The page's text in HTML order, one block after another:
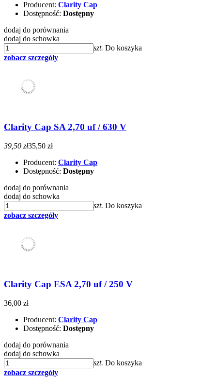
Producent: Clarity Cap
Dostępność: Dostępny
dodaj do porównania
dodaj do schowka
szt. Do koszyka
zobacz szczegóły
Clarity Cap SA 2,70 uf / 630 V
39,50 zł35,50 zł
Producent: Clarity Cap
Dostępność: Dostępny
dodaj do porównania
dodaj do schowka
szt. Do koszyka
zobacz szczegóły
Clarity Cap ESA 2,70 uf / 250 V
36,00 zł
Producent: Clarity Cap
Dostępność: Dostępny
dodaj do porównania
dodaj do schowka
szt. Do koszyka
zobacz szczegóły